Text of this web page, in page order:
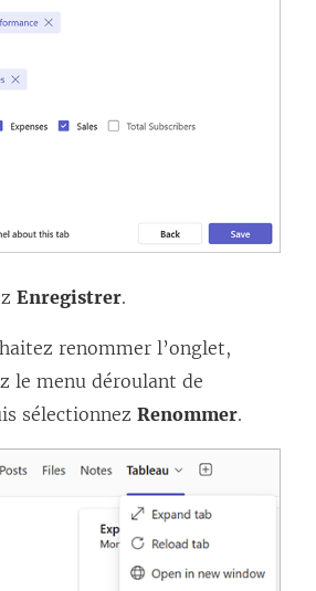
Enregistrer.
renommer l’onglet,
le menu déroulant de
sélectionnez Renommer.